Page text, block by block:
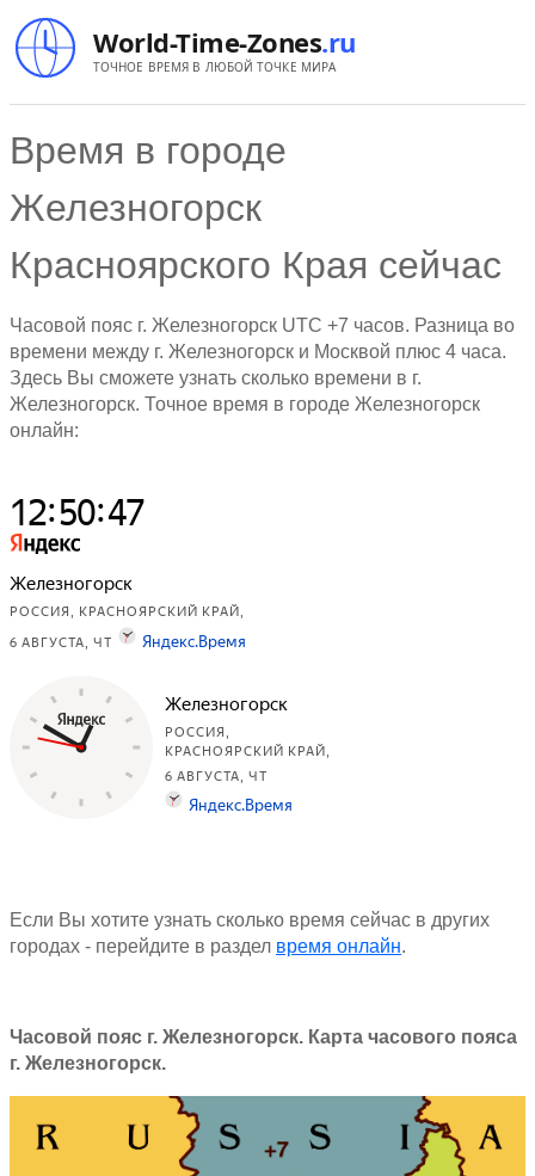
World-Time-Zones.ru
ТОЧНОЕ ВРЕМЯ В ЛЮБОЙ ТОЧКЕ МИРА
Время в городе
Железногорск
Красноярского Края сейчас
Часовой пояс г. Железногорск UTC +7 часов. Разница во
времени между г. Железногорск и Москвой плюс 4 часа.
Здесь Вы сможете узнать сколько времени в г.
Железногорск. Точное время в городе Железногорск
онлайн:
Если Вы хотите узнать сколько время сейчас в других
городах - перейдите в раздел время онлайн.
Часовой пояс г. Железногорск. Карта часового пояса
г. Железногорск.